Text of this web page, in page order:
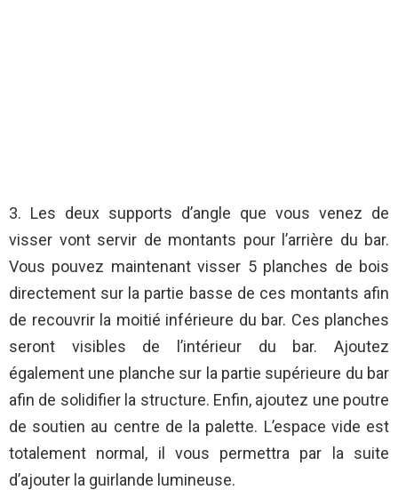
3. Les deux supports d’angle que vous venez de
visser vont servir de montants pour l’arrière du bar.
Vous pouvez maintenant visser 5 planches de bois
directement sur la partie basse de ces montants afin
de recouvrir la moitié inférieure du bar. Ces planches
seront visibles de l’intérieur du bar. Ajoutez
également une planche sur la partie supérieure du bar
afin de solidifier la structure. Enfin, ajoutez une poutre
de soutien au centre de la palette. L’espace vide est
totalement normal, il vous permettra par la suite
d’ajouter la guirlande lumineuse.